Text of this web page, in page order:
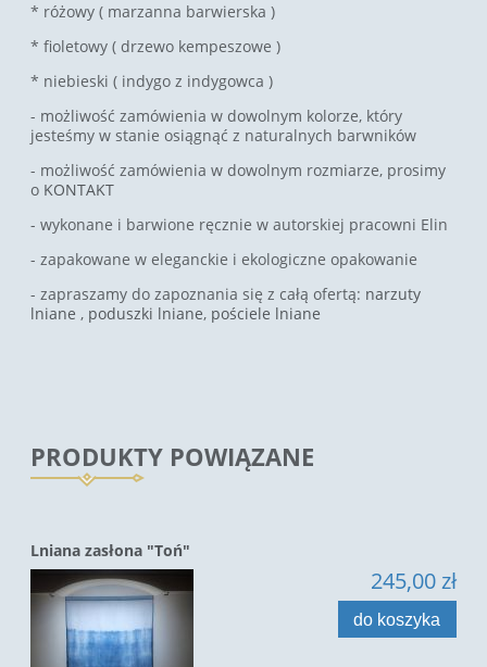
* różowy ( marzanna barwierska )
* fioletowy ( drzewo kempeszowe )
* niebieski ( indygo z indygowca )
- możliwość zamówienia w dowolnym kolorze, który
jesteśmy w stanie osiągnąć z naturalnych barwników
- możliwość zamówienia w dowolnym rozmiarze, prosimy
o KONTAKT
- wykonane i barwione ręcznie w autorskiej pracowni Elin
- zapakowane w eleganckie i ekologiczne opakowanie
- zapraszamy do zapoznania się z całą ofertą: narzuty
lniane , poduszki lniane, pościele lniane
PRODUKTY POWIĄZANE
Lniana zasłona "Toń"
245,00 zł
do koszyka